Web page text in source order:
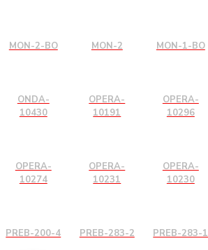
MON-2-BO MON-2 MON-1-BO
ONDA-
10430
OPERA-
10191
OPERA-
10296
OPERA-
10274
OPERA-
10231
OPERA-
10230
PREB-200-4 PREB-283-2 PREB-283-1